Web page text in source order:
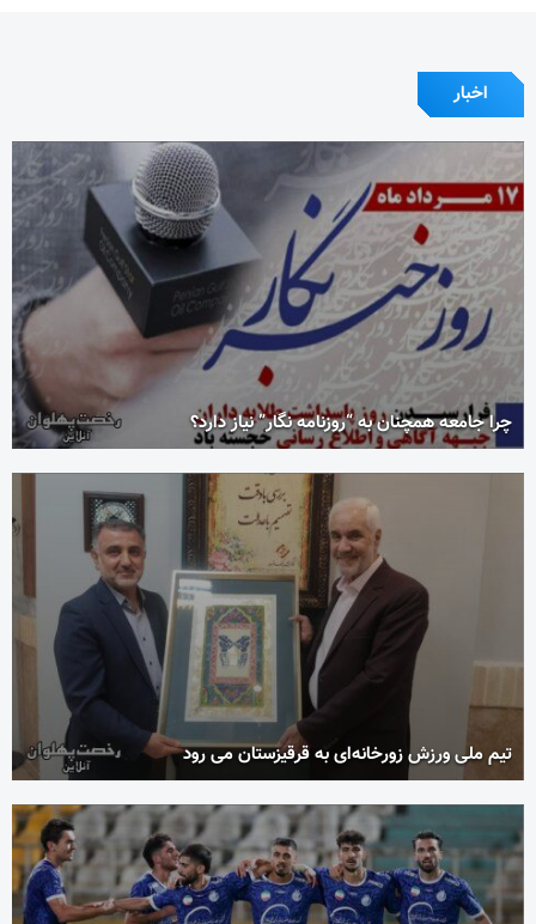
اخبار
چرا جامعه همچنان به “روزنامه نگار” نیاز دارد؟
تیم ملی ورزش زورخانه‌ای به قرقیزستان می رود